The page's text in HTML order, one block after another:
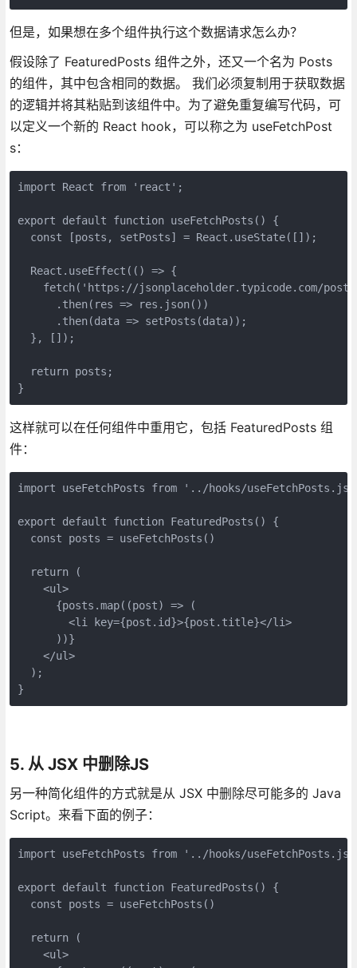
但是，如果想在多个组件执行这个数据请求怎么办？
假设除了 FeaturedPosts 组件之外，还又一个名为 Posts
的组件，其中包含相同的数据。 我们必须复制用于获取数据
的逻辑并将其粘贴到该组件中。为了避免重复编写代码，可
以定义一个新的 React hook，可以称之为 useFetchPost
s：
import React from 'react';
export default function useFetchPosts() {
  const [posts, setPosts] = React.useState([]);
  React.useEffect(() => {
fetch('https://jsonplaceholder.typicode.com/
      .then(res => res.json())
      .then(data => setPosts(data));
  }, []);
  return posts;
}
这样就可以在任何组件中重用它，包括 FeaturedPosts 组
件：
import useFetchPosts from '../hooks/
export default function FeaturedPosts() {
  const posts = useFetchPosts()
  return (
    <ul>
      {posts.map((post) => (
        <li key={post.id}>{post.title}</li>
      ))}
    </ul>
  );
}
5. 从 JSX 中删除JS
另一种简化组件的方式就是从 JSX 中删除尽可能多的 Java
Script。来看下面的例子：
import useFetchPosts from '../hooks/
export default function FeaturedPosts() {
  const posts = useFetchPosts()
  return (
    <ul>